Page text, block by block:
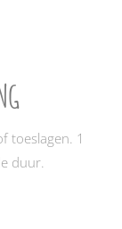
toeslagen. 1
duur.